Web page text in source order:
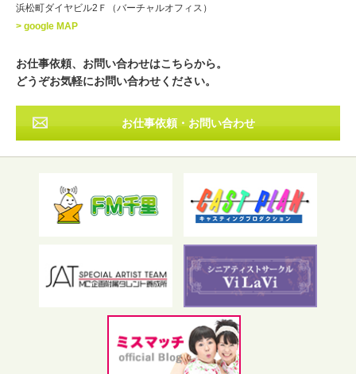
・出身地 北海道 東北
その他
フリーワード検索
浜松町ダイヤビル2Ｆ（バーチャルオフィス）
> google MAP
お仕事依頼、お問い合わせはこちらから。
どうぞお気軽にお問い合わせください。
お仕事依頼・お問い合わせ